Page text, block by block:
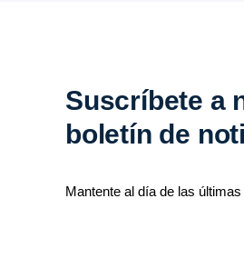
Suscríbete a
boletín de
Mantente al día de las